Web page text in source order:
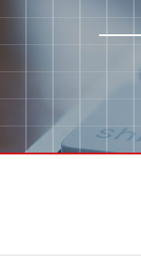
実績紹介
求人情報